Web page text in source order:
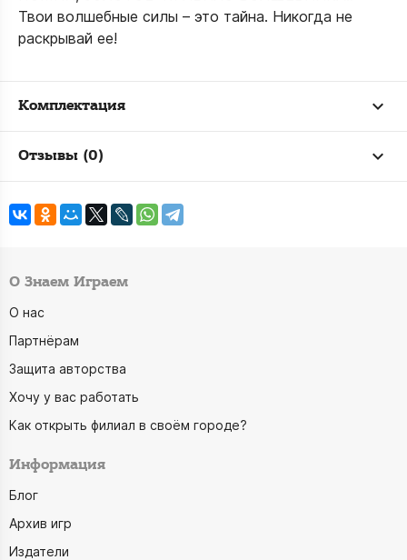
Твои волшебные силы – это тайна. Никогда не
раскрывай ее!
Комплектация
Отзывы (0)
О Знаем Играем
О нас
Партнёрам
Защита авторства
Хочу у вас работать
Как открыть филиал в своём городе?
Информация
Блог
Архив игр
Издатели